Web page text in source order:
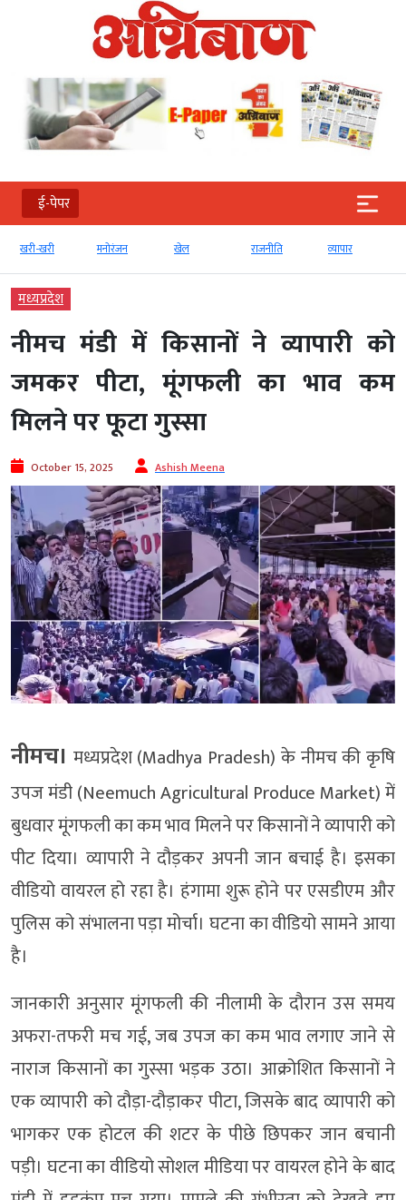
ई-पेपर
खरी-खरी मनोरंजन खेल राजनीति व्‍यापार
मध्‍यप्रदेश
नीमच मंडी में किसानों ने व्यापारी को
जमकर पीटा, मूंगफली का भाव कम
मिलने पर फूटा गुस्सा
October 15, 2025 Ashish Meena
नीमच। मध्यप्रदेश (Madhya Pradesh) के नीमच की कृषि
उपज मंडी (Neemuch Agricultural Produce Market) में
बुधवार मूंगफली का कम भाव मिलने पर किसानों ने व्यापारी को
पीट दिया। व्यापारी ने दौड़कर अपनी जान बचाई है। इसका
वीडियो वायरल हो रहा है। हंगामा शुरू होने पर एसडीएम और
पुलिस को संभालना पड़ा मोर्चा। घटना का वीडियो सामने आया
है।
जानकारी अनुसार मूंगफली की नीलामी के दौरान उस समय
अफरा-तफरी मच गई, जब उपज का कम भाव लगाए जाने से
नाराज किसानों का गुस्सा भड़क उठा। आक्रोशित किसानों ने
एक व्यापारी को दौड़ा-दौड़ाकर पीटा, जिसके बाद व्यापारी को
भागकर एक होटल की शटर के पीछे छिपकर जान बचानी
पड़ी। घटना का वीडियो सोशल मीडिया पर वायरल होने के बाद